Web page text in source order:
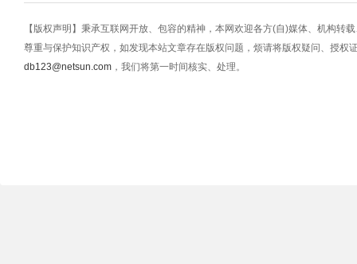
【版权声明】秉承互联网开放、包容的精神，本网欢迎各方(自)媒体、机构转
尊重与保护知识产权，如发现本站文章存在版权问题，烦请将版权疑问、授权
db123@netsun.com ，我们将第一时间核实、处理。